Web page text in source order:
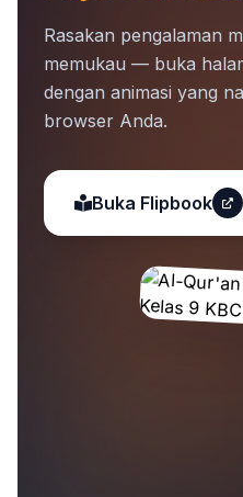
Rasakan pengalaman
memukau — buka
dengan animasi yang
browser Anda.
Buka Flipbook